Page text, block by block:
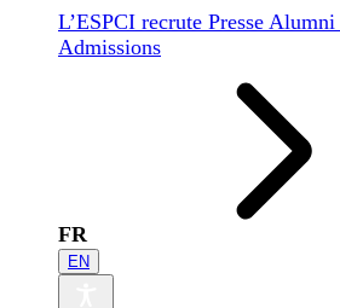
L’ESPCI recrute Presse Alumni
Admissions
FR
EN